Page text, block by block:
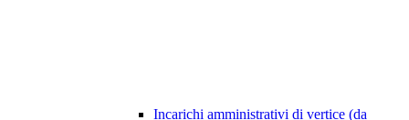
Incarichi amministrativi di vertice (da